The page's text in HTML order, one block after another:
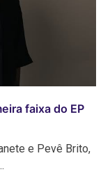
faixa do EP
e Pevê Brito,